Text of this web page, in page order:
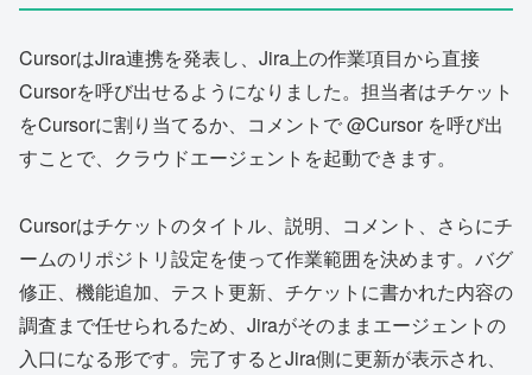
CursorはJira連携を発表し、Jira上の作業項目から直接
Cursorを呼び出せるようになりました。担当者はチケット
をCursorに割り当てるか、コメントで @Cursor を呼び出
すことで、クラウドエージェントを起動できます。
Cursorはチケットのタイトル、説明、コメント、さらにチ
ームのリポジトリ設定を使って作業範囲を決めます。バグ
修正、機能追加、テスト更新、チケットに書かれた内容の
調査まで任せられるため、Jiraがそのままエージェントの
入口になる形です。完了するとJira側に更新が表示され、